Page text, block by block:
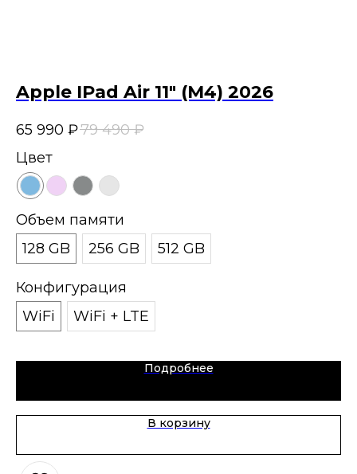
Apple IPad Air 11" (M4) 2026
65 990 ₽79 490 ₽
Цвет
Объем памяти
128 GB
256 GB 512 GB
Конфигурация
WiFi
WiFi + LTE
Подробнее
В корзину